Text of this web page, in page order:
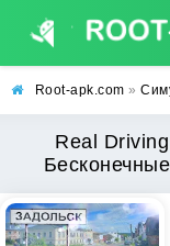
Root-apk.com »
Real